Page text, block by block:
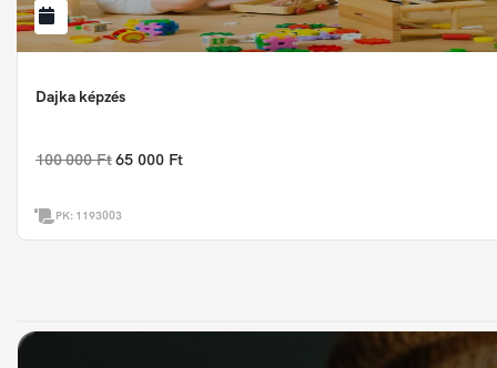
Dajka képzés
100 000 Ft 65 000 Ft
PK: 1193003